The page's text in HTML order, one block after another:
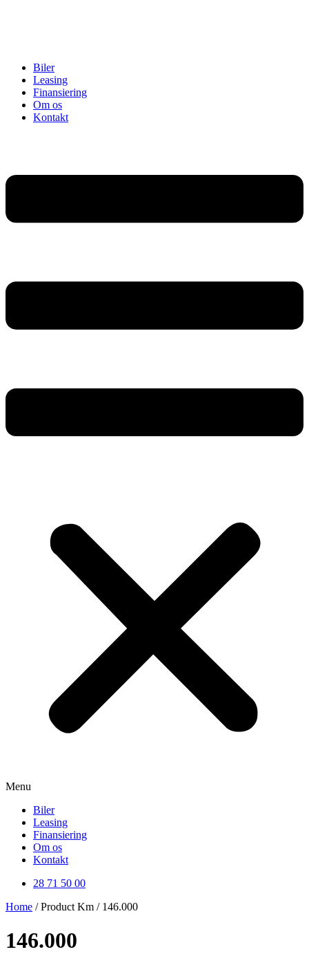
Biler
Leasing
Finansiering
Om os
Kontakt
Menu
Biler
Leasing
Finansiering
Om os
Kontakt
28 71 50 00
Home / Product Km / 146.000
146.000